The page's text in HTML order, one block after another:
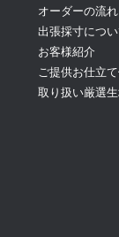
オーダーの流れ
出張採寸につ
お客様紹介
ご提供お仕立
取り扱い厳選